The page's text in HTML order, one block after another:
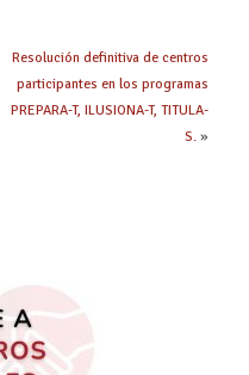
Resolución definitiva de centros
participantes en los programas
PREPARA-T, ILUSIONA-T, TITULA-
S.»